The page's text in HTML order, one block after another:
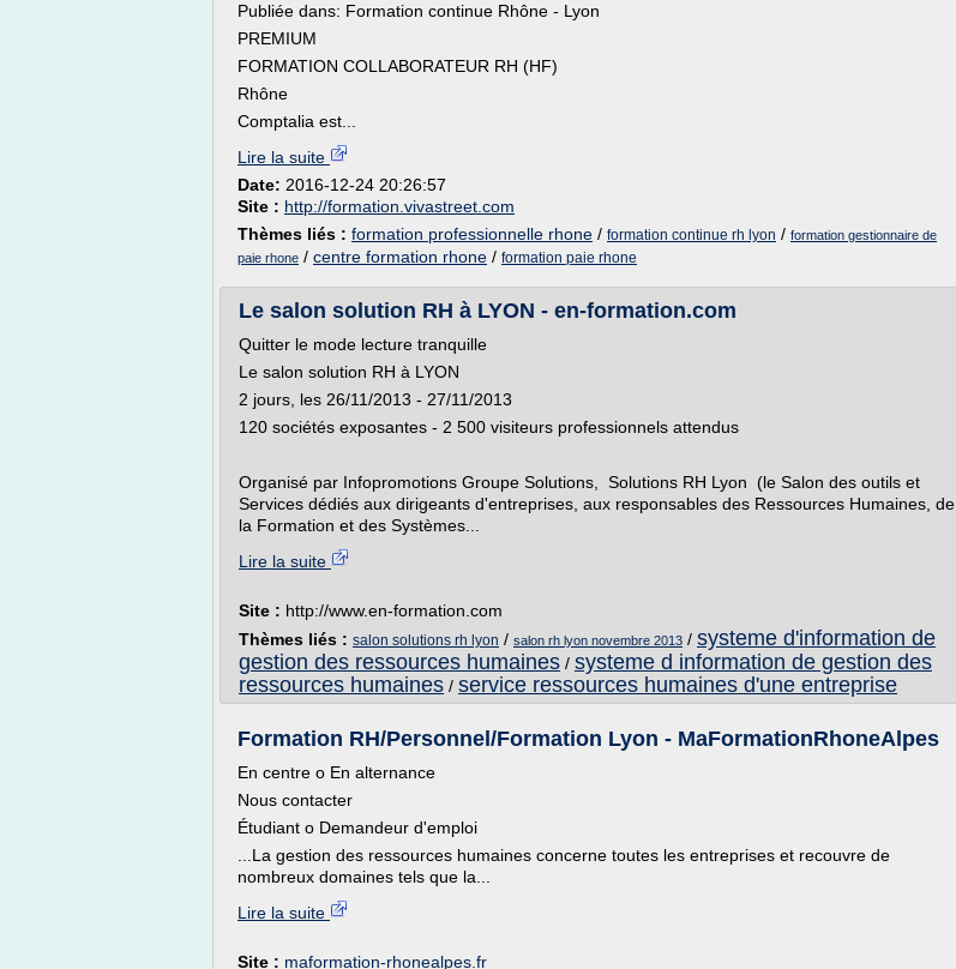
Publiée dans: Formation continue Rhône - Lyon
PREMIUM
FORMATION COLLABORATEUR RH (HF)
Rhône
Comptalia est...
Lire la suite
Date: 2016-12-24 20:26:57
Site : http://formation.vivastreet.com
Thèmes liés : formation professionnelle rhone / formation continue rh lyon / formation gestionnaire de
paie rhone / centre formation rhone / formation paie rhone
Le salon solution RH à LYON - en-formation.com
Quitter le mode lecture tranquille
Le salon solution RH à LYON
2 jours, les 26/11/2013 - 27/11/2013
120 sociétés exposantes - 2 500 visiteurs professionnels attendus
Organisé par Infopromotions Groupe Solutions, Solutions RH Lyon (le Salon des outils et
Services dédiés aux dirigeants d'entreprises, aux responsables des Ressources Humaines, de
la Formation et des Systèmes...
Lire la suite
Site : http://www.en-formation.com
Thèmes liés : salon solutions rh lyon / salon rh lyon novembre 2013 / systeme d'information de
gestion des ressources humaines / systeme d information de gestion des
ressources humaines / service ressources humaines d'une entreprise
Formation RH/Personnel/Formation Lyon - MaFormationRhoneAlpes
En centre o En alternance
Nous contacter
Étudiant o Demandeur d'emploi
...La gestion des ressources humaines concerne toutes les entreprises et recouvre de
nombreux domaines tels que la...
Lire la suite
Site : maformation-rhonealpes.fr